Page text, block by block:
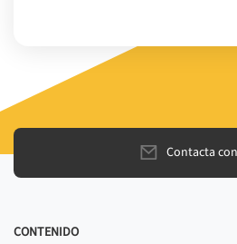
Contacta
CONTENIDO